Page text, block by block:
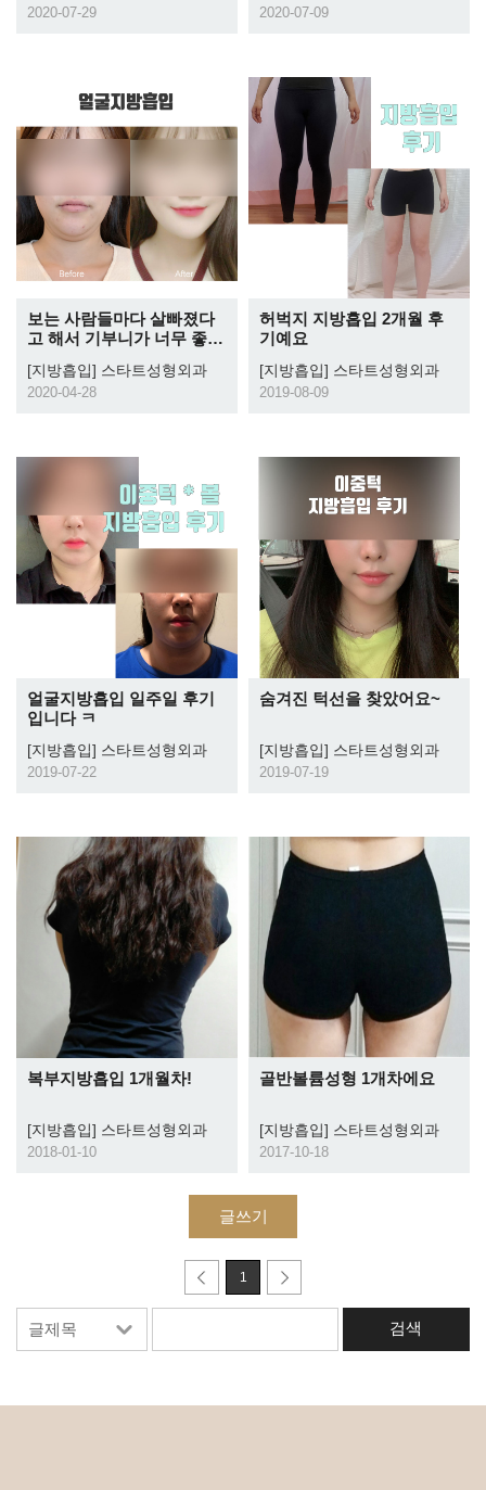
2020-07-29 2020-07-09
보는 사람들마다 살빠졌다
고 해서 기부니가 너무 좋아
[지방흡입] 스타트성형외과
2020-04-28
허벅지 지방흡입 2개월 후
기예요
[지방흡입] 스타트성형외과
2019-08-09
얼굴지방흡입 일주일 후기
입니다 ㅋ
[지방흡입] 스타트성형외과
2019-07-22
숨겨진 턱선을 찾았어요~
[지방흡입] 스타트성형외과
2019-07-19
복부지방흡입 1개월차!
[지방흡입] 스타트성형외과
2018-01-10
골반볼륨성형 1개차에요
[지방흡입] 스타트성형외과
2017-10-18
글쓰기
1